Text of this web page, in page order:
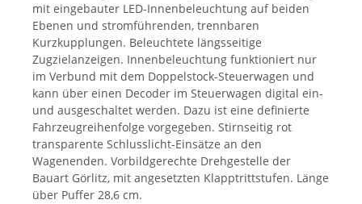
mit eingebauter LED-Innenbeleuchtung auf beiden
Ebenen und stromführenden, trennbaren
Kurzkupplungen. Beleuchtete längsseitige
Zugzielanzeigen. Innenbeleuchtung funktioniert nur
im Verbund mit dem Doppelstock-Steuerwagen und
kann über einen Decoder im Steuerwagen digital ein-
und ausgeschaltet werden. Dazu ist eine definierte
Fahrzeugreihenfolge vorgegeben. Stirnseitig rot
transparente Schlusslicht-Einsätze an den
Wagenenden. Vorbildgerechte Drehgestelle der
Bauart Görlitz, mit angesetzten Klapptrittstufen. Länge
über Puffer 28,6 cm.